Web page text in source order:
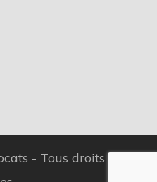
- Tous droits